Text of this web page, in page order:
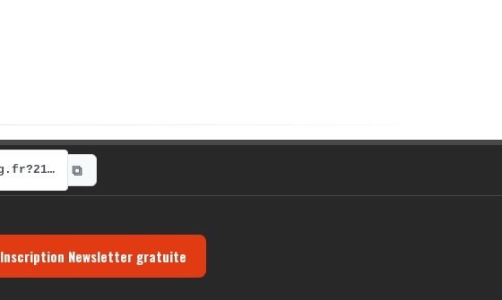
https://radio-g.fr?21997 ⧉
Inscription Newsletter gratuite